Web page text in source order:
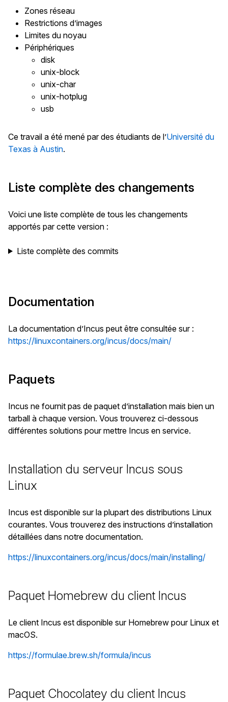
Zones réseau
Restrictions d’images
Limites du noyau
Périphériques
disk
unix-block
unix-char
unix-hotplug
usb
Ce travail a été mené par des étudiants de l’Université du
Texas à Austin.
Liste complète des changements
Voici une liste complète de tous les changements
apportés par cette version :
Liste complète des commits
Documentation
La documentation d’Incus peut être consultée sur :
https://linuxcontainers.org/incus/docs/main/
Paquets
Incus ne fournit pas de paquet d’installation mais bien un
tarball à chaque version. Vous trouverez ci-dessous
différentes solutions pour mettre Incus en service.
Installation du serveur Incus sous
Linux
Incus est disponible sur la plupart des distributions Linux
courantes. Vous trouverez des instructions d’installation
détaillées dans notre documentation.
https://linuxcontainers.org/incus/docs/main/installing/
Paquet Homebrew du client Incus
Le client Incus est disponible sur Homebrew pour Linux et
macOS.
https://formulae.brew.sh/formula/incus
Paquet Chocolatey du client Incus